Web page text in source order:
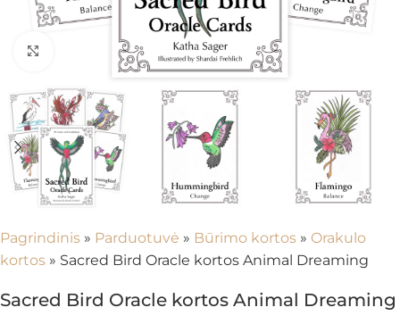
Spustelėkite, kad padidintumėte
Pagrindinis » Parduotuvė » Būrimo kortos » Orakulo
kortos » Sacred Bird Oracle kortos Animal Dreaming
Sacred Bird Oracle kortos Animal Dreaming